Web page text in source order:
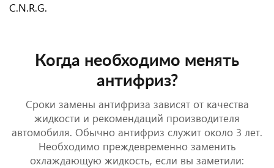
C.N.R.G.
Когда необходимо менять
антифриз?
Сроки замены антифриза зависят от качества
жидкости и рекомендаций производителя
автомобиля. Обычно антифриз служит около 3 лет.
Необходимо преждевременно заменить
охлаждающую жидкость, если вы заметили: